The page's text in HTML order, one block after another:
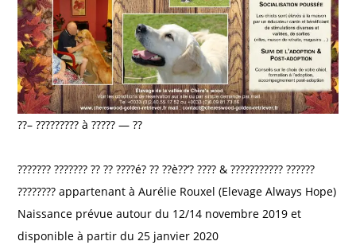
??– ????????? à ????? — ??
??????? ??????? ?? ?? ????é? ?? ??è??’? ???? & ??????????? ??????
???????? appartenant à Aurélie Rouxel (Elevage Always Hope)
Naissance prévue autour du 12/14 novembre 2019 et
disponible à partir du 25 janvier 2020